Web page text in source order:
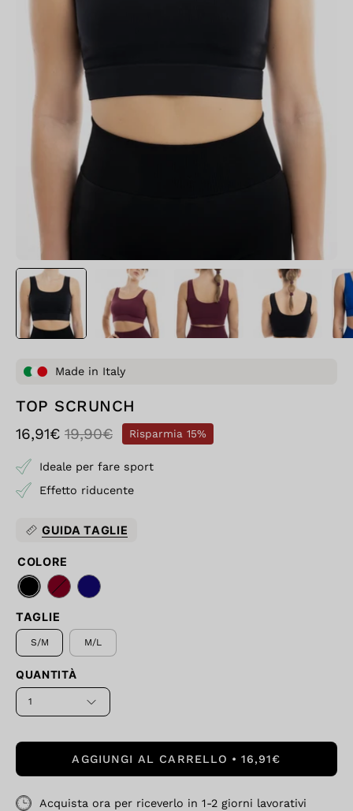
Made in Italy
TOP SCRUNCH
16,91€ 19,90€ Risparmia 15%
Ideale per fare sport
Effetto riducente
GUIDA TAGLIE
COLORE
TAGLIE
S/M M/L
QUANTITÀ
1
AGGIUNGI AL CARRELLO 16,91€
Acquista ora per riceverlo in 1-2 giorni lavorativi